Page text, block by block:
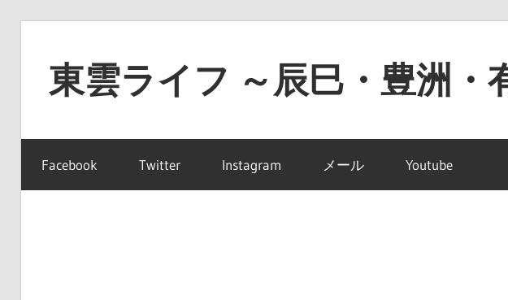
東雲ライフ ～辰巳・豊洲・
雲
ラ
イ
Facebook Twitter Instagram メール Youtube